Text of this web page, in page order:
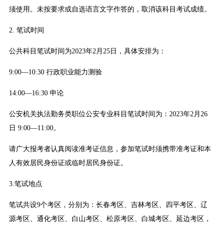
须使用。未按要求或自选语言文字作答的，取消该科目考试成绩。
2. 笔试时间
公共科目笔试时间为2023年2月25日，具体安排为：
9:00—10:30 行政职业能力测验
14:00—16:30 申论
公安机关执法勤务类职位公安专业科目笔试时间为：2023年2月26
日 9:00—11:00。
请广大报考者认真阅读准考证信息，参加笔试时须携带准考证和本
人有效居民身份证或临时居民身份证。
3.笔试地点
笔试共设9个考区，分别为：长春考区、吉林考区、四平考区、辽
源考区、通化考区、白山考区、松原考区、白城考区、延边考区，